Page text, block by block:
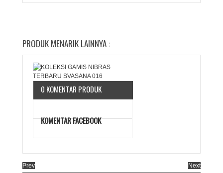
PRODUK MENARIK LAINNYA :
0 KOMENTAR PRODUK
KOMENTAR FACEBOOK
Prev Next